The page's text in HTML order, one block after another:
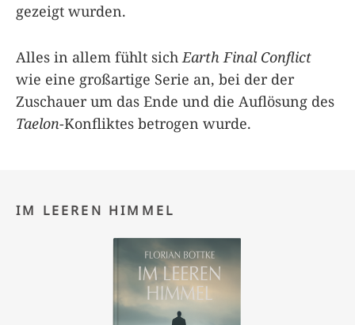
gezeigt wurden.
Alles in allem fühlt sich Earth Final Conflict
wie eine großartige Serie an, bei der der
Zuschauer um das Ende und die Auflösung des
Taelon-Konfliktes betrogen wurde.
IM LEEREN HIMMEL